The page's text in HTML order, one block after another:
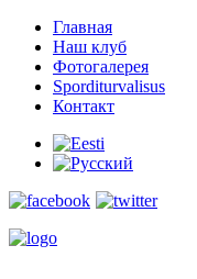
Главная
Наш клуб
Фотогалерея
Sporditurvalisus
Контакт